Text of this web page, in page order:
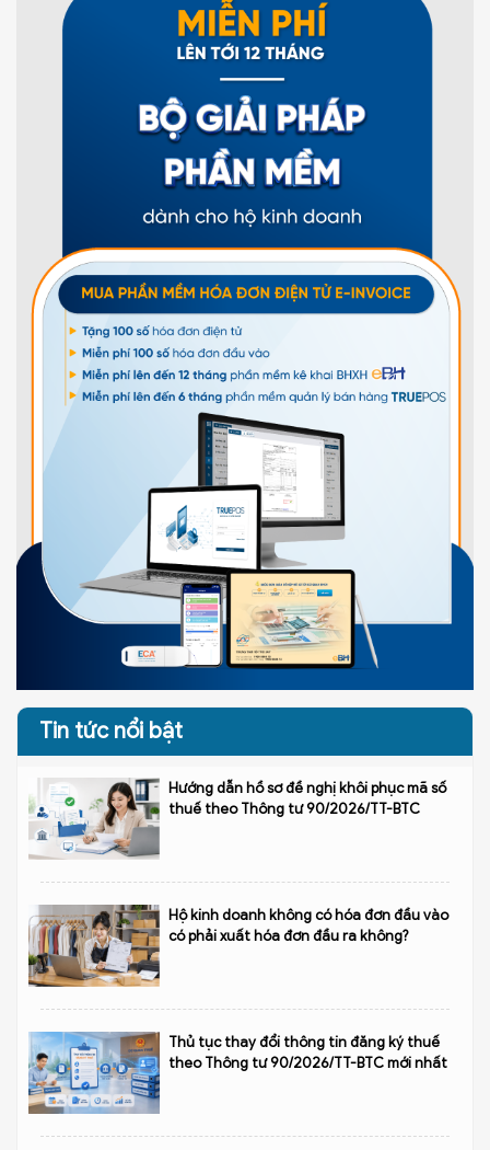
Tin tức nổi bật
Hướng dẫn hồ sơ đề nghị khôi phục mã số
thuế theo Thông tư 90/2026/TT-BTC
Hộ kinh doanh không có hóa đơn đầu vào
có phải xuất hóa đơn đầu ra không?
Thủ tục thay đổi thông tin đăng ký thuế
theo Thông tư 90/2026/TT-BTC mới nhất